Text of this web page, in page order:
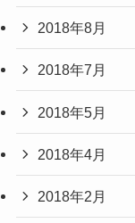
2018年8月
2018年7月
2018年5月
2018年4月
2018年2月